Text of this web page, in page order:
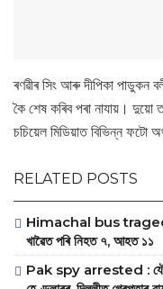
ৰণৱীৰ সিং আৰু দীপিকা পাডুকন
কৈ শেষ কৰিব পৰা নাযায়। দুয়ো
চচিয়েল মিডিয়াত বিভিন্ন ফটো
RELATED POSTS
Himachal bus tragedy :
খাৱৈত পৰি নিহত ৭, আহত ১১
Pak spy arrested : যৌনতাৰ